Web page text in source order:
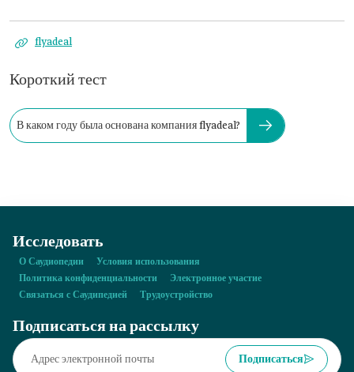
flyadeal
Короткий тест
В каком году была основана компания flyadeal?
Исследовать
О Саудиопедии
Условия использования
Политика конфиденциальности
Электронное участие
Связаться с Саудипедией
Трудоустройство
Подписаться на рассылку
Подписаться